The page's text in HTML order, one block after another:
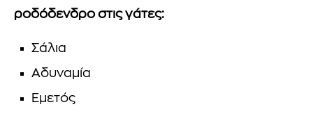
ροδόδενδρο στις γάτες:
Σάλια
Αδυναμία
Εμετός